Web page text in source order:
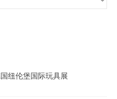
纽伦堡国际玩具展